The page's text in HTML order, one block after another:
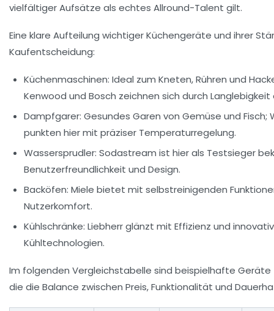
vielfältiger Aufsätze als echtes Allround-Talent gilt.
Eine klare Aufteilung wichtiger Küchengeräte und ihrer
Kaufentscheidung:
Küchenmaschinen: Ideal zum Kneten, Rühren und
Kenwood und Bosch zeichnen sich durch Langlebigkeit
Dampfgarer: Gesundes Garen von Gemüse und Fisch;
punkten hier mit präziser Temperaturregelung.
Wassersprudler: Sodastream ist hier als Testsieger
Benutzerfreundlichkeit und Design.
Backöfen: Miele bietet mit selbstreinigenden
Nutzerkomfort.
Kühlschränke: Liebherr glänzt mit Effizienz und
Kühltechnologien.
Im folgenden Vergleichstabelle sind beispielhafte
die die Balance zwischen Preis, Funktionalität und